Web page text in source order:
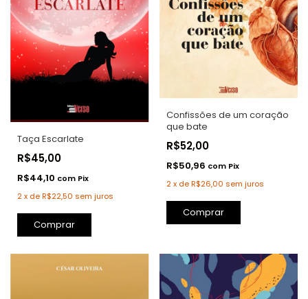
Taça Escarlate
R$45,00
R$44,10 com Pix
2x deR$22,50 sem juros
Comprar
Confissões de um coração
que bate
R$52,00
R$50,96 com Pix
2 x deR$26,00 sem juros
Comprar